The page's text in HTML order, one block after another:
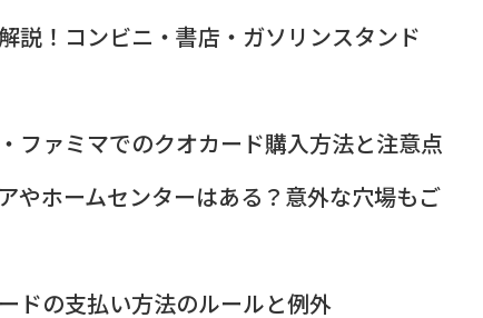
説！コンビニ・書店・ガソリンスタンド
ファミマでのクオカード購入方法と注意点
やホームセンターはある？意外な穴場もご
ドの支払い方法のルールと例外